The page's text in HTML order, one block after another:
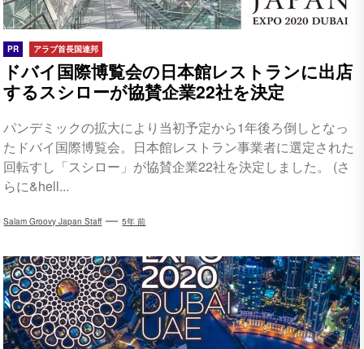
PR アラブ首長国連邦
ドバイ国際博覧会の日本館レストランに出店
するスシローが協賛企業22社を決定
パンデミックの拡大により当初予定から1年後ろ倒しとなっ
たドバイ国際博覧会。日本館レストラン事業者に選定された
回転すし「スシロー」が協賛企業22社を決定しました。 (さ
らに&hell...
Salam Groovy Japan Staff 5年 前